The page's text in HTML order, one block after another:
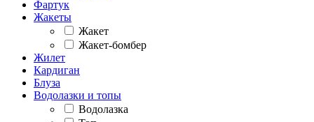
Фартук
Жакеты
Жакет
Жакет-бомбер
Жилет
Кардиган
Блуза
Водолазки и топы
Водолазка